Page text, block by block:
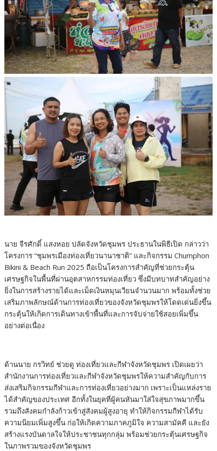
นาย จีรศักดิ์ แสงหอย ปลัดจังหวัดชุมพร ประธานในพิธีเปิด กล่าวว่า
โครงการ “ชุมพรเมืองท่องเที่ยวนานาชาติ” และกิจกรรม Chumphon
Bikini & Beach Run 2025 ถือเป็นโครงการสำคัญที่ช่วยกระตุ้น
เศรษฐกิจในพื้นที่ผ่านอุตสาหกรรมท่องเที่ยว ซึ่งมีบทบาทสำคัญอย่าง
ยิ่งในการสร้างรายได้และเม็ดเงินหมุนเวียนจำนวนมาก พร้อมทั้งช่วย
เสริมภาพลักษณ์ด้านการท่องเที่ยวของจังหวัดชุมพรให้โดดเด่นยิ่งขึ้น
กระตุ้นให้เกิดการเดินทางเข้าพื้นที่และการจับจ่ายใช้สอยเพิ่มขึ้น
อย่างต่อเนื่อง
ด้านนาย กรวิทย์ ช่วยดู ท่องเที่ยวและกีฬาจังหวัดชุมพร เปิดเผยว่า
สำนักงานการท่องเที่ยวและกีฬาจังหวัดชุมพรให้ความสำคัญกับการ
ส่งเสริมกิจกรรมกีฬาและการท่องเที่ยวอย่างมาก เพราะเป็นแหล่งราย
ได้สำคัญของประเทศ อีกทั้งในยุคที่ผู้คนหันมาใส่ใจสุขภาพมากขึ้น
รวมถึงสังคมกำลังก้าวเข้าสู่สังคมผู้สูงอายุ ทำให้กิจกรรมกีฬาได้รับ
ความนิยมเพิ่มสูงขึ้น ก่อให้เกิดความภาคภูมิใจ ความสามัคคี และยัง
สร้างแรงบันดาลใจให้ประชาชนทุกกลุ่ม พร้อมช่วยกระตุ้นเศรษฐกิจ
ในภาพรวมของจังหวัดชุมพร